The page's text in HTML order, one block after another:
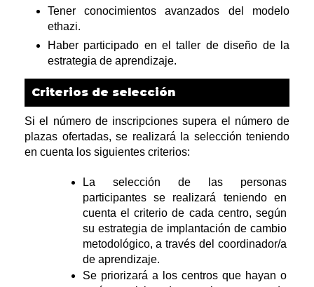
Tener conocimientos avanzados del modelo
ethazi.
Haber participado en el taller de diseño de la
estrategia de aprendizaje.
Criterios de selección
Si el número de inscripciones supera el número de
plazas ofertadas, se realizará la selección teniendo
en cuenta los siguientes criterios:
La selección de las personas
participantes se realizará teniendo en
cuenta el criterio de cada centro, según
su estrategia de implantación de cambio
metodológico, a través del coordinador/a
de aprendizaje.
Se priorizará a los centros que hayan o